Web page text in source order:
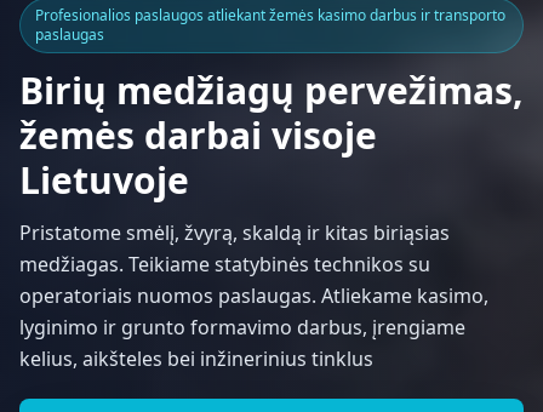
Profesionalios paslaugos atliekant žemės kasimo darbus ir transporto
paslaugas
Birių medžiagų pervežimas,
žemės darbai visoje
Lietuvoje
Pristatome smėlį, žvyrą, skaldą ir kitas biriąsias
medžiagas. Teikiame statybinės technikos su
operatoriais nuomos paslaugas. Atliekame kasimo,
lyginimo ir grunto formavimo darbus, įrengiame
kelius, aikšteles bei inžinerinius tinklus